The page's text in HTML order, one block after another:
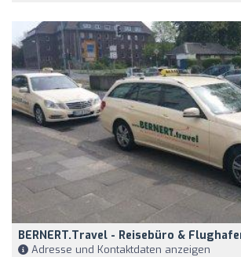
BERNERT.travel - Reisebüro &
Adresse und Kontaktdaten anzeigen